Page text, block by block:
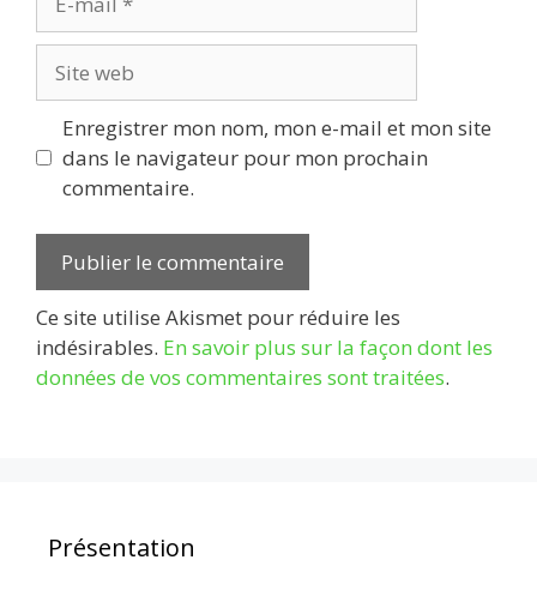
mail
web
Enregistrer mon nom, mon e-mail et mon site
dans le navigateur pour mon prochain
commentaire.
Ce site utilise Akismet pour réduire les
indésirables. En savoir plus sur la façon dont les
données de vos commentaires sont traitées.
Présentation